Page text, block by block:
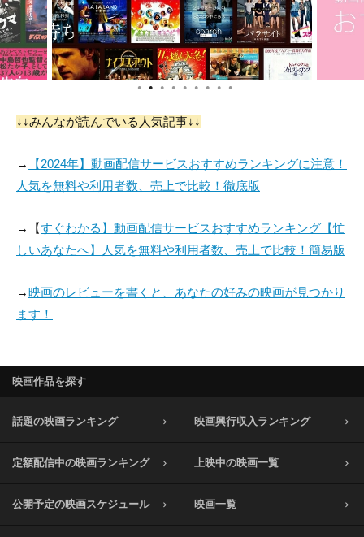
● ● ● ● ● ● ● ● ●
↓↓みんなが読んでいる人気記事↓↓
→
【2024年】動画配信サービスおすすめランキングに注意！
人気を無料や利用者数、売上で比較！徹底版
→【すぐわかる】動画配信サービスおすすめランキング【忙
しいあなたへ】人気を無料や利用者数、売上で比較！簡易版
→映画のレビューを書くと、あなたの好みの映画が見つかり
ます！
映画作品を探す
話題の映画ランキング 映画興行収入ランキング
定額配信中の映画ランキング 上映中の映画一覧
公開予定の映画スケジュール 映画一覧